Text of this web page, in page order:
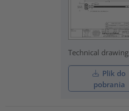
Technical drawing
Plik do
pobrania